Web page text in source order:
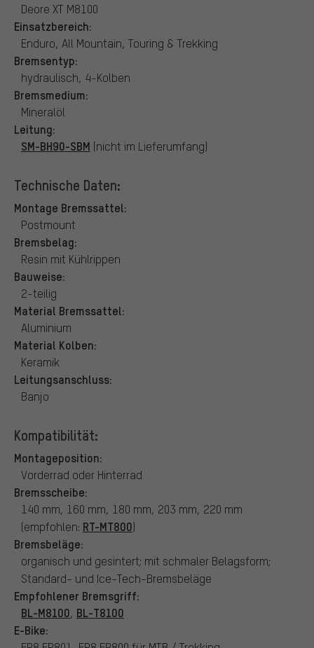
Deore XT M8100
Einsatzbereich:
Enduro, All Mountain, Touring & Trekking
Bremsentyp:
hydraulisch, 4-Kolben
Bremsmedium:
Mineralöl
Leitung:
SM-BH90-SBM (nicht im Lieferumfang)
Technische Daten:
Montage Bremssattel:
Postmount
Bremsbelag:
Resin mit Kühlrippen
Bauweise:
2-teilig
Material Bremssattel:
Aluminium
Material Kolben:
Keramik
Leitungsanschluss:
Banjo
Kompatibilität:
Montageposition:
Vorderrad oder Hinterrad
Bremsscheibe:
140 mm, 160 mm, 180 mm, 203 mm, 220 mm
(empfohlen: RT-MT800)
Bremsbeläge:
organisch und gesintert; mit schmaler Belagsform;
Standard- und Ice-Tech-Bremsbeläge
Empfohlener Bremsgriff:
BL-M8100, BL-T8100
E-Bike: